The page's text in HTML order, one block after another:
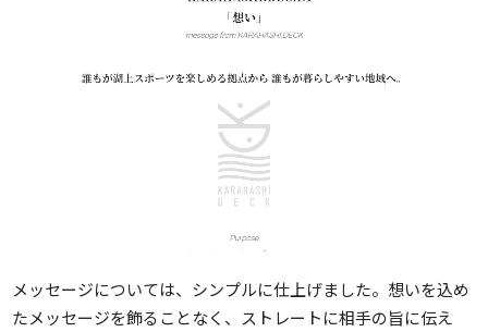
メッセージについては、シンプルに仕上げました。想いを込め
たメッセージを飾ることなく、ストレートに相手の旨に伝え